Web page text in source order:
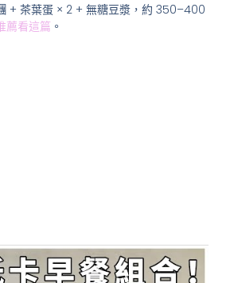
+ 茶葉蛋 × 2 + 無糖豆漿，約 350–400
薦看這篇。